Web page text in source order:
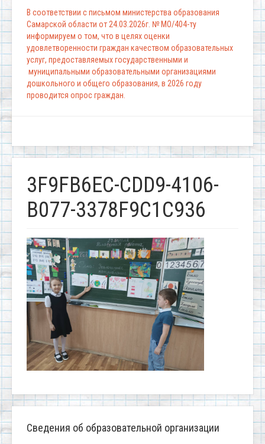
В соответствии с письмом министерства образования
Самарской области от 24.03.2026г. № МО/404-ту
информируем о том, что в целях оценки
удовлетворенности граждан качеством образовательных
услуг, предоставляемых государственными и
муниципальными образовательными организациями
дошкольного и общего образования, в 2026 году
проводится опрос граждан.
3F9FB6EC-CDD9-4106-
B077-3378F9C1C936
Сведения об образовательной организации